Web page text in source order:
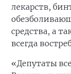
лекарств,
средства, а
всегда
«Депутаты